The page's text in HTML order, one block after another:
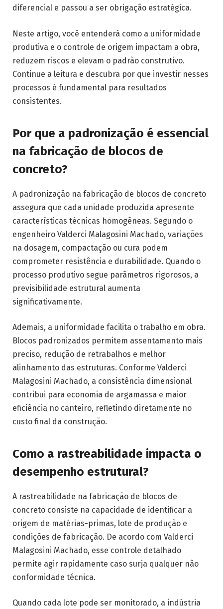
diferencial e passou a ser obrigação estratégica.
Neste artigo, você entenderá como a uniformidade
produtiva e o controle de origem impactam a obra,
reduzem riscos e elevam o padrão construtivo.
Continue a leitura e descubra por que investir nesses
processos é fundamental para resultados
consistentes.
Por que a padronização é essencial
na fabricação de blocos de
concreto?
A padronização na fabricação de blocos de concreto
assegura que cada unidade produzida apresente
características técnicas homogêneas. Segundo o
engenheiro Valderci Malagosini Machado, variações
na dosagem, compactação ou cura podem
comprometer resistência e durabilidade. Quando o
processo produtivo segue parâmetros rigorosos, a
previsibilidade estrutural aumenta
significativamente.
Ademais, a uniformidade facilita o trabalho em obra.
Blocos padronizados permitem assentamento mais
preciso, redução de retrabalhos e melhor
alinhamento das estruturas. Conforme Valderci
Malagosini Machado, a consistência dimensional
contribui para economia de argamassa e maior
eficiência no canteiro, refletindo diretamente no
custo final da construção.
Como a rastreabilidade impacta o
desempenho estrutural?
A rastreabilidade na fabricação de blocos de
concreto consiste na capacidade de identificar a
origem de matérias-primas, lote de produção e
condições de fabricação. De acordo com Valderci
Malagosini Machado, esse controle detalhado
permite agir rapidamente caso surja qualquer não
conformidade técnica.
Quando cada lote pode ser monitorado, a indústria